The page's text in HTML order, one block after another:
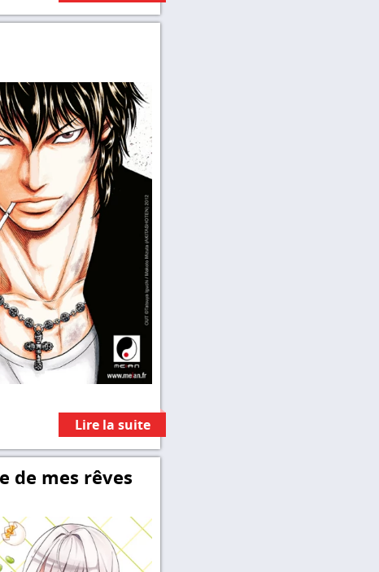
Lire la suite
de mes rêves